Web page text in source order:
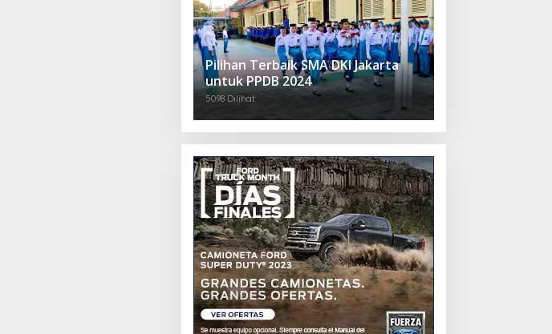
Pilihan Terbaik SMA DKI Jakarta
untuk PPDB 2024
5098 Dilihat